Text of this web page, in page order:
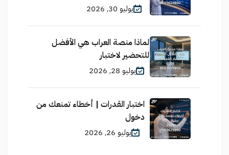
يوليو 30, 2026
لماذا منصة العراب هي الأفضل
للتحضير لاختبار
يوليو 28, 2026
اختبار القدرات | أخطاء تمنعك من
دخول
يوليو 26, 2026